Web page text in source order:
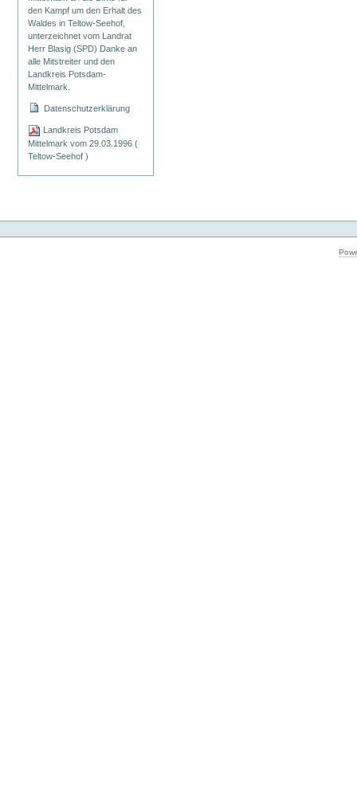
den Kampf um den Erhalt des
Waldes in Teltow-Seehof,
unterzeichnet vom Landrat
Herr Blasig (SPD) Danke an
alle Mitstreiter und den
Landkreis Potsdam-
Mittelmark.
Datenschutzerklärung
Landkreis Potsdam
Mittelmark vom 29.03.1996 (
Teltow-Seehof )